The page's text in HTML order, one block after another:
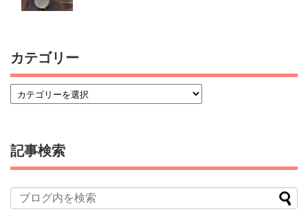
カテゴリー
記事検索